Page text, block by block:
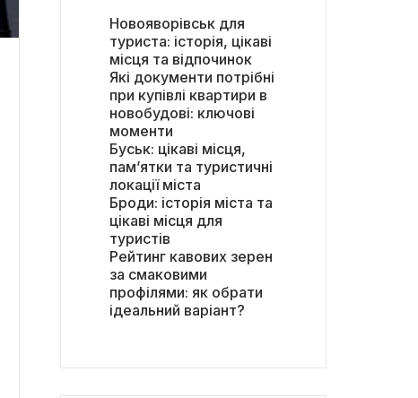
Новояворівськ для
туриста: історія, цікаві
місця та відпочинок
Які документи потрібні
при купівлі квартири в
новобудові: ключові
моменти
Буськ: цікаві місця,
пам’ятки та туристичні
локації міста
Броди: історія міста та
цікаві місця для
туристів
Рейтинг кавових зерен
за смаковими
профілями: як обрати
ідеальний варіант?